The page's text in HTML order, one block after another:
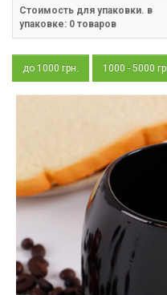
Стоимость для упаковки. в
упаковке: 0 товаров
до 1000 грн. 1000 - 5000